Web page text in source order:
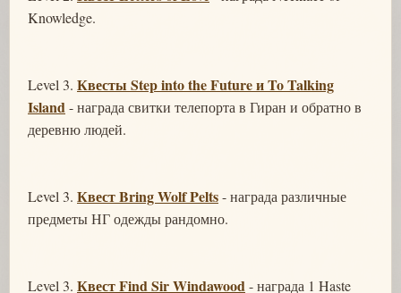
Knowledge.
Level 3. Квесты Step into the Future и To Talking
Island- награда свитки телепорта в Гиран и обратно в
деревню людей.
Level 3. Квест Bring Wolf Pelts- награда различные
предметы НГ одежды рандомно.
Level 3. Квест Find Sir Windawood- награда 1 Haste